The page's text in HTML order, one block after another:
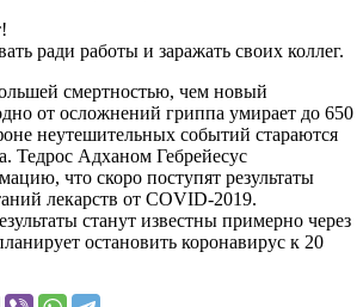
ради работы и заражать своих коллег.
смертностью, чем новый
от осложнений гриппа умирает до 650
неутешительных событий стараются
Тедрос Адханом Гебрейесус
что скоро поступят результаты
лекарств от COVID-2019.
станут известны примерно через
остановить коронавирус к 20